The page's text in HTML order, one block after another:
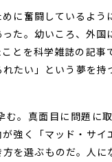
に奮闘しているよう
た。幼いころ、外
とを科学雑誌の記
たい」という夢を
。真面目に問題に
強く「マッド・サ
を選ぶものだ。人